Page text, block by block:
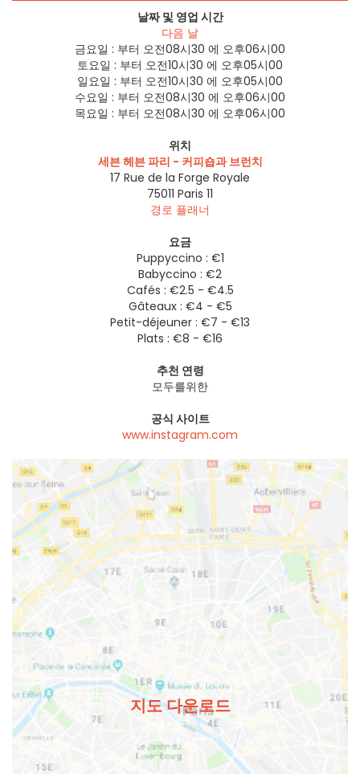
날짜 및 영업 시간
다음 날
금요일 : 부터 오전08시30 에 오후06시00
토요일 : 부터 오전10시30 에 오후05시00
일요일 : 부터 오전10시30 에 오후05시00
수요일 : 부터 오전08시30 에 오후06시00
목요일 : 부터 오전08시30 에 오후06시00
위치
세븐 헤븐 파리 - 커피숍과 브런치
17 Rue de la Forge Royale
75011 Paris 11
경로 플래너
요금
Puppyccino : €1
Babyccino : €2
Cafés : €2.5 - €4.5
Gâteaux : €4 - €5
Petit-déjeuner : €7 - €13
Plats : €8 - €16
추천 연령
모두를위한
공식 사이트
www.instagram.com
지도 다운로드